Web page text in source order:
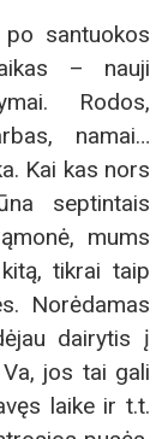
po santuokos
– nauji
Rodos,
namai…
Kai kas nors
septintais
mums
tikrai taip
Norėdamas
dairytis į
jos tai gali
laike ir t.t.